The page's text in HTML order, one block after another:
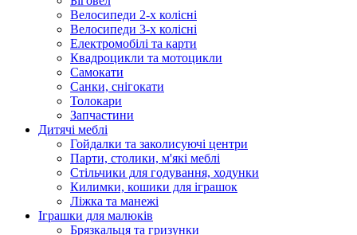
Велосипеди 2-х колісні
Велосипеди 3-х колісні
Електромобілі та карти
Квадроцикли та мотоцикли
Самокати
Санки, снігокати
Толокари
Запчастини
Дитячі меблі
Гойдалки та заколисуючі центри
Парти, столики, м'які меблі
Стільчики для годування, ходунки
Килимки, кошики для іграшок
Ліжка та манежі
Іграшки для малюків
Брязкальця та гризунки